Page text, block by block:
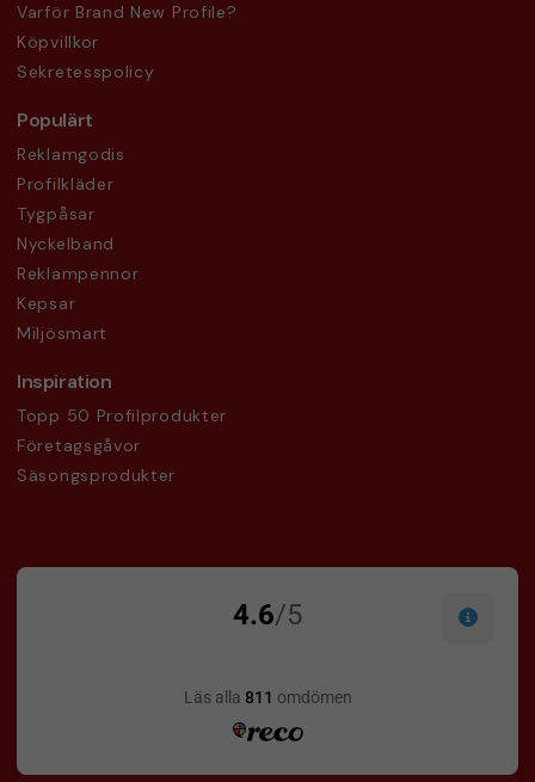
Varför Brand New Profile?
Köpvillkor
Sekretesspolicy
Populärt
Reklamgodis
Profilkläder
Tygpåsar
Nyckelband
Reklampennor
Kepsar
Miljösmart
Inspiration
Topp 50 Profilprodukter
Företagsgåvor
Säsongsprodukter